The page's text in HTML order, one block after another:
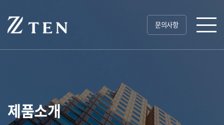
문의사항
제품소개